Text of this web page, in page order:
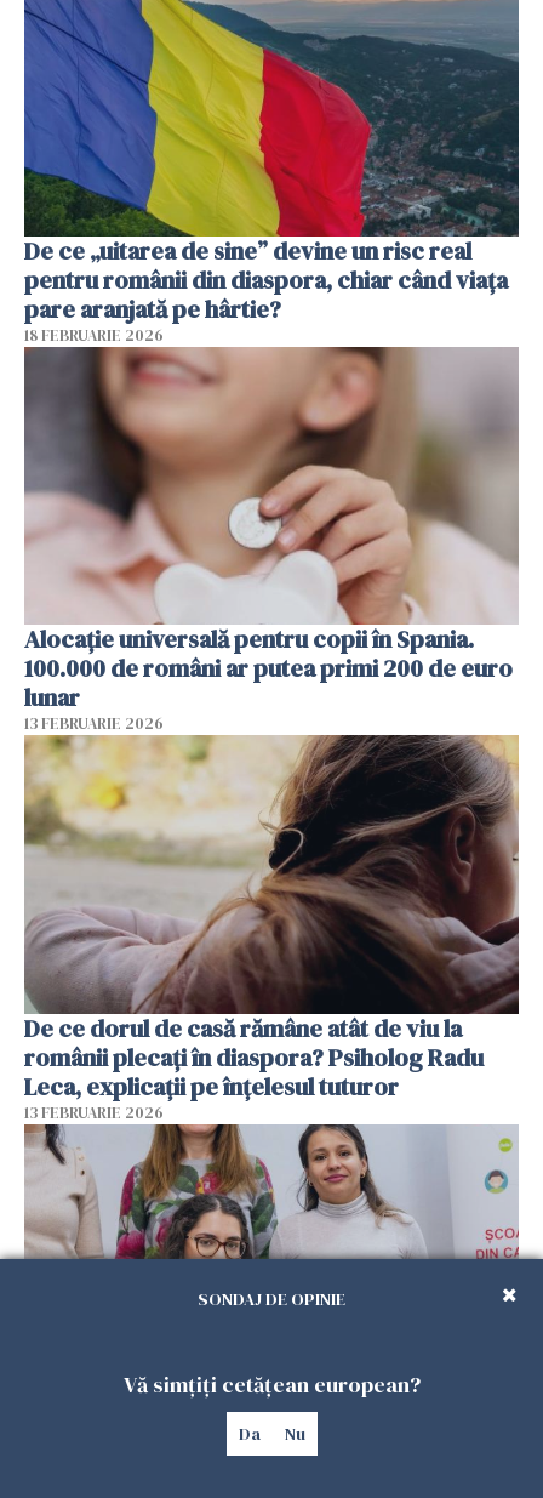
De ce „uitarea de sine” devine un risc real
pentru românii din diaspora, chiar când viața
pare aranjată pe hârtie?
18 FEBRUARIE 2026
Alocație universală pentru copii în Spania.
100.000 de români ar putea primi 200 de euro
lunar
13 FEBRUARIE 2026
De ce dorul de casă rămâne atât de viu la
românii plecați în diaspora? Psiholog Radu
Leca, explicații pe înțelesul tuturor
13 FEBRUARIE 2026
Viața tot mai scumpă din Spania schimbă
planurile românilor. Mulți se gândesc să
SONDAJ DE OPINIE
Vă simțiți cetățean european?
Da Nu